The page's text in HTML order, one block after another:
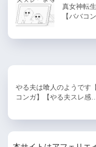
真女神転
【ババコ
やる夫は喰人のようです
コンガ】【やる夫スレ感…